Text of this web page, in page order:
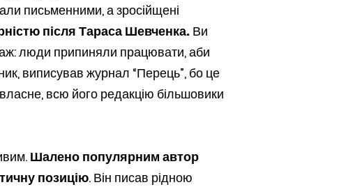
письменними, а зросійщені
після Тараса Шевченка. Ви
люди припиняли працювати, аби
виписував журнал “Перець”, бо це
всю його редакцію більшовики
Шалено популярним автор
позицію. Він писав рідною